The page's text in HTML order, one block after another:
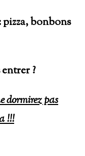
bonbons
?
dormirez pas
!!!